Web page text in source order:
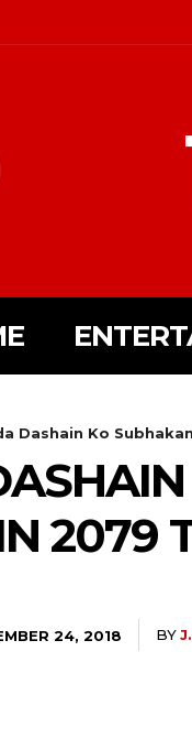
Dashain Ko
2079
24, 2018 BY